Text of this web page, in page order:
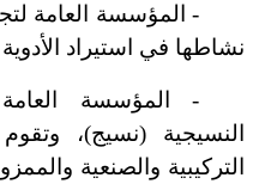
-المؤسسة العامة
نشاطها في استيراد الأدوية
-المؤسسة العامة
النسيجية (نسيج)،
التركيبية والصنعية